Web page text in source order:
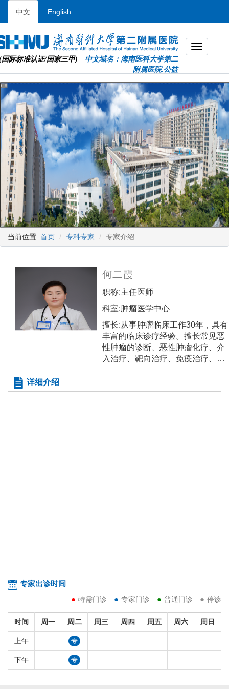
中文 English
国际标准认证/国家三甲) 中文域名：海南医科大学第二
附属医院.公益
当前位置: 首页 专科专家 专家介绍
何二霞
职称:主任医师
科室:肿瘤医学中心
擅长:从事肿瘤临床工作30年，具有
丰富的临床诊疗经验。擅长常见恶
性肿瘤的诊断、恶性肿瘤化疗、介
入治疗、靶向治疗、免疫治疗、营
胃癌、结直肠癌、肝癌、胰腺癌等
详细介绍
专家出诊时间
● 特需门诊 ● 专家门诊 ● 普通门诊 ● 停诊
时间 周一 周二 周三 周四 周五 周六 周日
上午 专
下午 专